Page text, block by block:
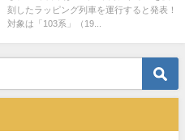
刻したラッピング列車を運行すると発表！
対象は「103系」（19...